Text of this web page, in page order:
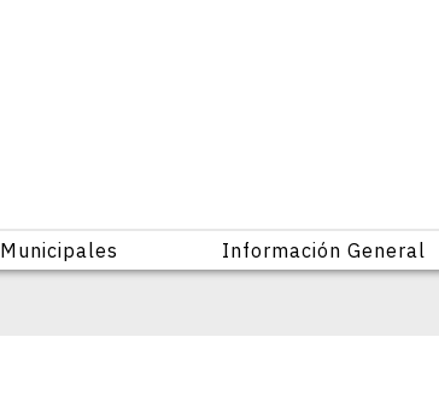
Municipales Información General